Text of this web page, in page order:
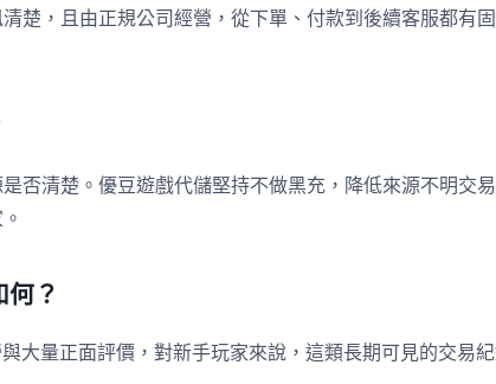
楚，且由正規公司經營，從下單、付款到後續客服都有
否清楚。優豆遊戲代儲堅持不做黑充，降低來源不明交
？
大量正面評價，對新手玩家來說，這類長期可見的交易